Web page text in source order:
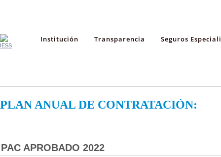
Institución Transparencia Seguros
PLAN ANUAL DE CONTRATACIÓN:
PAC APROBADO 2022